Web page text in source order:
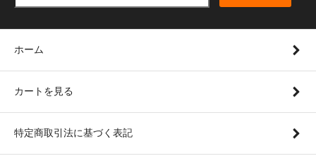
ホーム
カートを見る
特定商取引法に基づく表記